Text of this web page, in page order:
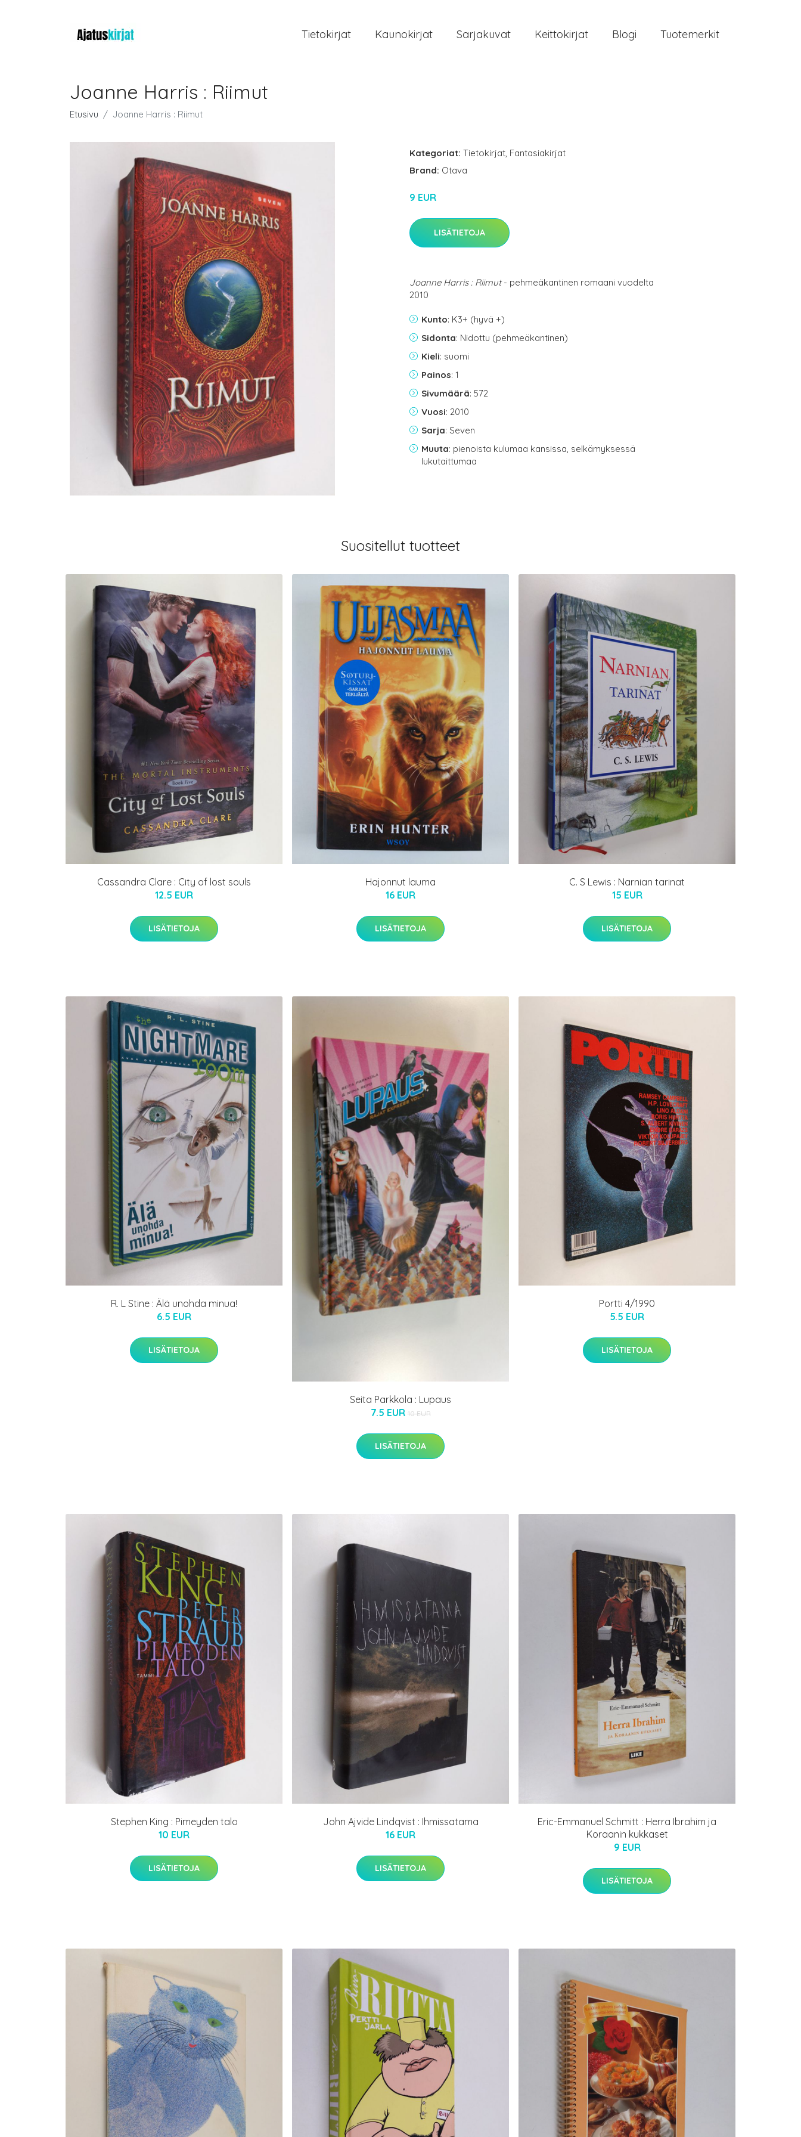
Tietokirjat Kaunokirjat Sarjakuvat Keittokirjat Blogi Tuotemerkit
Joanne Harris : Riimut
Etusivu Joanne Harris : Riimut
Kategoriat: Tietokirjat, Fantasiakirjat
Brand: Otava
9 EUR
LISÄTIETOJA
Joanne Harris : Riimut- pehmeäkantinen romaani vuodelta
2010
Kunto: K3+ (hyvä +)
Sidonta: Nidottu (pehmeäkantinen)
Kieli: suomi
Painos: 1
Sivumäärä: 572
Vuosi: 2010
Sarja: Seven
Muuta: pienoista kulumaa kansissa, selkämyksessä
lukutaittumaa
Suositellut tuotteet
Cassandra Clare : City of lost souls
12.5 EUR
LISÄTIETOJA
Hajonnut lauma
16 EUR
LISÄTIETOJA
C. S Lewis : Narnian tarinat
15 EUR
LISÄTIETOJA
R. L Stine : Älä unohda minua!
6.5 EUR
LISÄTIETOJA
Seita Parkkola : Lupaus
7.5 EUR 10 EUR
LISÄTIETOJA
Portti 4/1990
5.5 EUR
LISÄTIETOJA
Stephen King : Pimeyden talo
10 EUR
LISÄTIETOJA
John Ajvide Lindqvist : Ihmissatama
16 EUR
LISÄTIETOJA
Eric-Emmanuel Schmitt : Herra Ibrahim ja
Koraanin kukkaset
9 EUR
LISÄTIETOJA